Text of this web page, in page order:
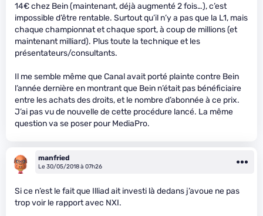
14€ chez Bein (maintenant, déjà augmenté 2 fois…), c’est
impossible d’être rentable. Surtout qu’il n’y a pas que la L1, mais
chaque championnat et chaque sport, à coup de millions (et
maintenant milliard). Plus toute la technique et les
présentateurs/consultants.
Il me semble même que Canal avait porté plainte contre Bein
l’année dernière en montrant que Bein n’était pas bénéficiaire
entre les achats des droits, et le nombre d’abonnée à ce prix.
J’ai pas vu de nouvelle de cette procédure lancé. La même
question va se poser pour MediaPro.
manfried
Le 30/05/2018 à 07h26
Si ce n’est le fait que Illiad ait investi là dedans j’avoue ne pas
trop voir le rapport avec NXI.